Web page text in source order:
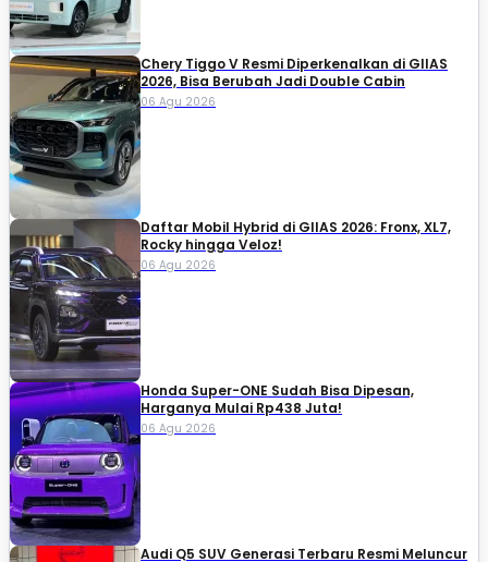
Chery Tiggo V Resmi Diperkenalkan di GIIAS
2026, Bisa Berubah Jadi Double Cabin
06 Agu 2026
Daftar Mobil Hybrid di GIIAS 2026: Fronx, XL7,
Rocky hingga Veloz!
06 Agu 2026
Honda Super-ONE Sudah Bisa Dipesan,
Harganya Mulai Rp438 Juta!
06 Agu 2026
Audi Q5 SUV Generasi Terbaru Resmi Meluncur